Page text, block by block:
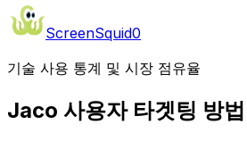
ScreenSquid0
기술 사용 통계 및 시장 점유율
Jaco 사용자 타겟팅 방법